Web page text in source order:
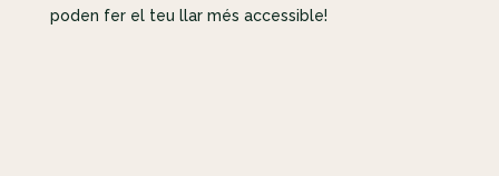
poden fer el teu llar més accessible!